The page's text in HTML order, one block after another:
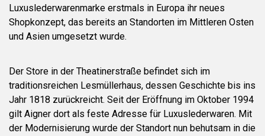
Luxuslederwarenmarke erstmals in Europa ihr neues
Shopkonzept, das bereits an Standorten im Mittleren Osten
und Asien umgesetzt wurde.
Der Store in der Theatinerstraße befindet sich im
traditionsreichen Lesmüllerhaus, dessen Geschichte bis ins
Jahr 1818 zurückreicht. Seit der Eröffnung im Oktober 1994
gilt Aigner dort als feste Adresse für Luxuslederwaren. Mit
der Modernisierung wurde der Standort nun behutsam in die